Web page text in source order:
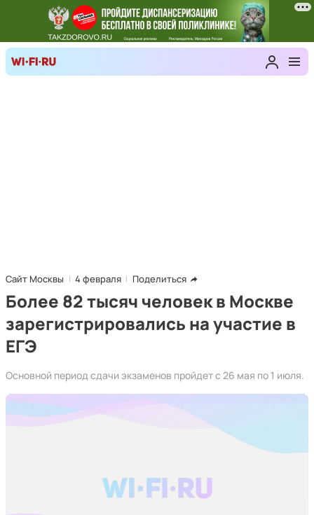
Сайт Москвы 4 февраля Поделиться
Более 82 тысяч человек в Москве
зарегистрировались на участие в
ЕГЭ
Основной период сдачи экзаменов пройдет с 26 мая по 1 июля.